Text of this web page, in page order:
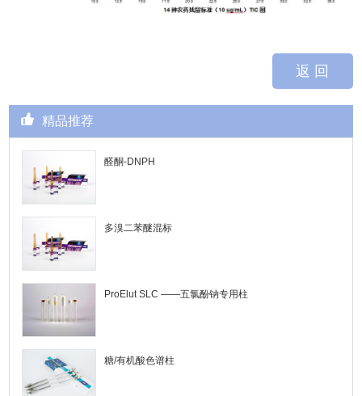
返 回
精品推荐
醛酮-DNPH
多溴二苯醚混标
ProElut SLC ——五氯酚钠专用柱
糖/有机酸色谱柱